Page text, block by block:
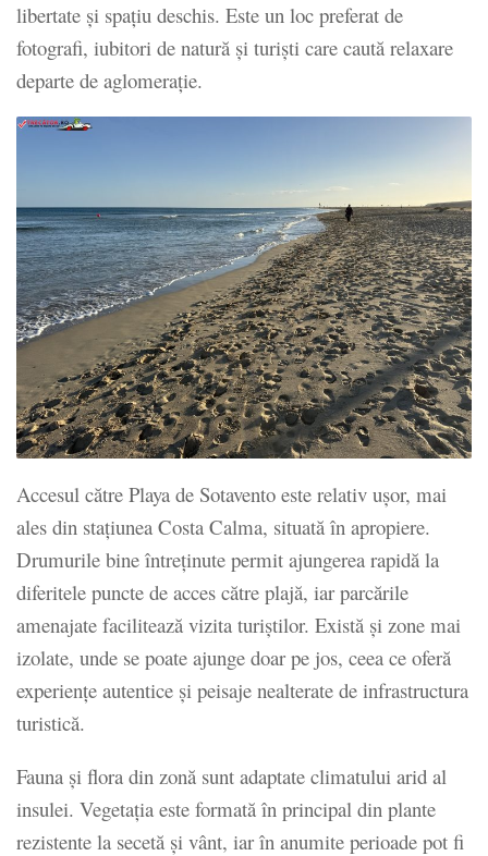
libertate și spațiu deschis. Este un loc preferat de
fotografi, iubitori de natură și turiști care caută relaxare
departe de aglomerație.
Accesul către Playa de Sotavento este relativ ușor, mai
ales din stațiunea Costa Calma, situată în apropiere.
Drumurile bine întreținute permit ajungerea rapidă la
diferitele puncte de acces către plajă, iar parcările
amenajate facilitează vizita turiștilor. Există și zone mai
izolate, unde se poate ajunge doar pe jos, ceea ce oferă
experiențe autentice și peisaje nealterate de infrastructura
turistică.
Fauna și flora din zonă sunt adaptate climatului arid al
insulei. Vegetația este formată în principal din plante
rezistente la secetă și vânt, iar în anumite perioade pot fi